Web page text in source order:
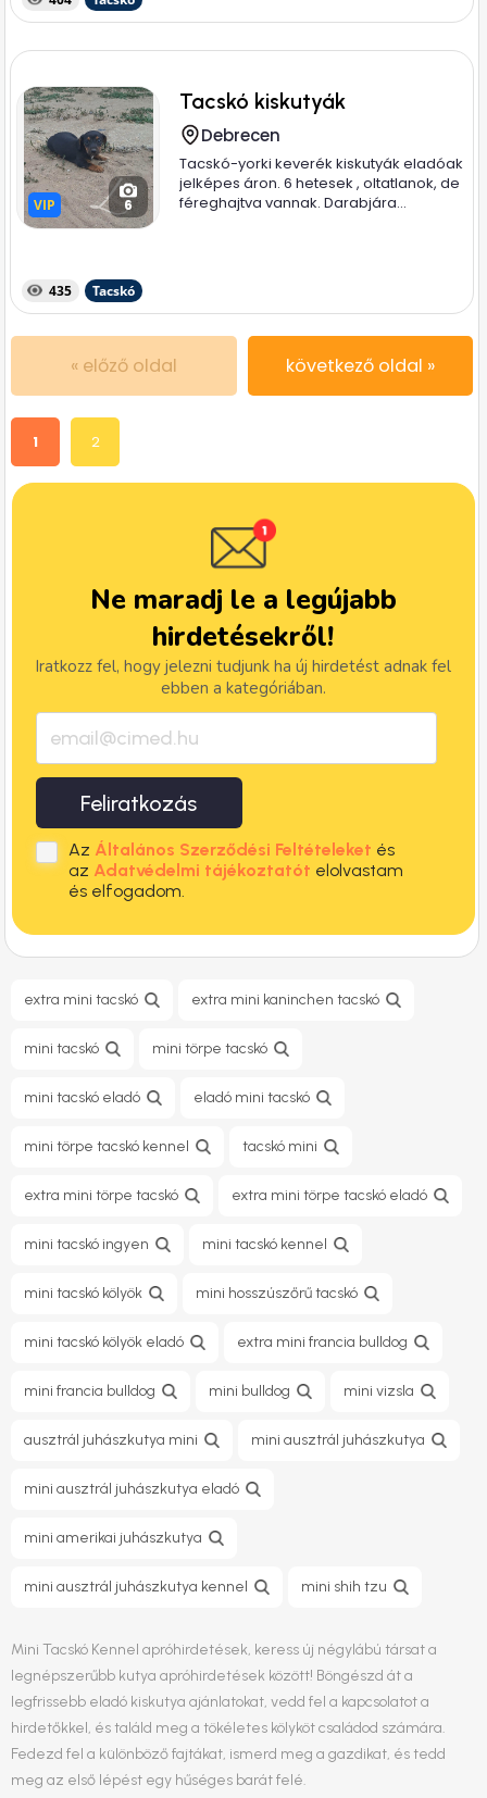
VIP
VIP 6
Tacskó kiskutyák
Debrecen
Tacskó-yorki keverék kiskutyák eladóak
jelképes áron. 6 hetesek , oltatlanok, de
féreghajtva vannak. Darabjára...
435 Tacskó
« előző oldal következő oldal »
1 2
Ne maradj le a legújabb
hirdetésekről!
Iratkozz fel, hogy jelezni tudjunk ha új hirdetést adnak fel
ebben a kategóriában.
Feliratkozás
Az Általános Szerződési Feltételeket és
az Adatvédelmi tájékoztatót elolvastam
és elfogadom.
extra mini tacskó extra mini kaninchen tacskó
mini tacskó mini törpe tacskó
mini tacskó eladó eladó mini tacskó
mini törpe tacskó kennel tacskó mini
extra mini törpe tacskó extra mini törpe tacskó eladó
mini tacskó ingyen mini tacskó kennel
mini tacskó kölyök mini hosszúszőrű tacskó
mini tacskó kölyök eladó extra mini francia bulldog
mini francia bulldog mini bulldog mini vizsla
ausztrál juhászkutya mini mini ausztrál juhászkutya
mini ausztrál juhászkutya eladó
mini amerikai juhászkutya
mini ausztrál juhászkutya kennel mini shih tzu
Mini Tacskó Kennel apróhirdetések, keress új négylábú társat a
legnépszerűbb kutya apróhirdetések között! Böngészd át a
legfrissebb eladó kiskutya ajánlatokat, vedd fel a kapcsolatot a
hirdetőkkel, és találd meg a tökéletes kölyköt családod számára.
Fedezd fel a különböző fajtákat, ismerd meg a gazdikat, és tedd
meg az első lépést egy hűséges barát felé.